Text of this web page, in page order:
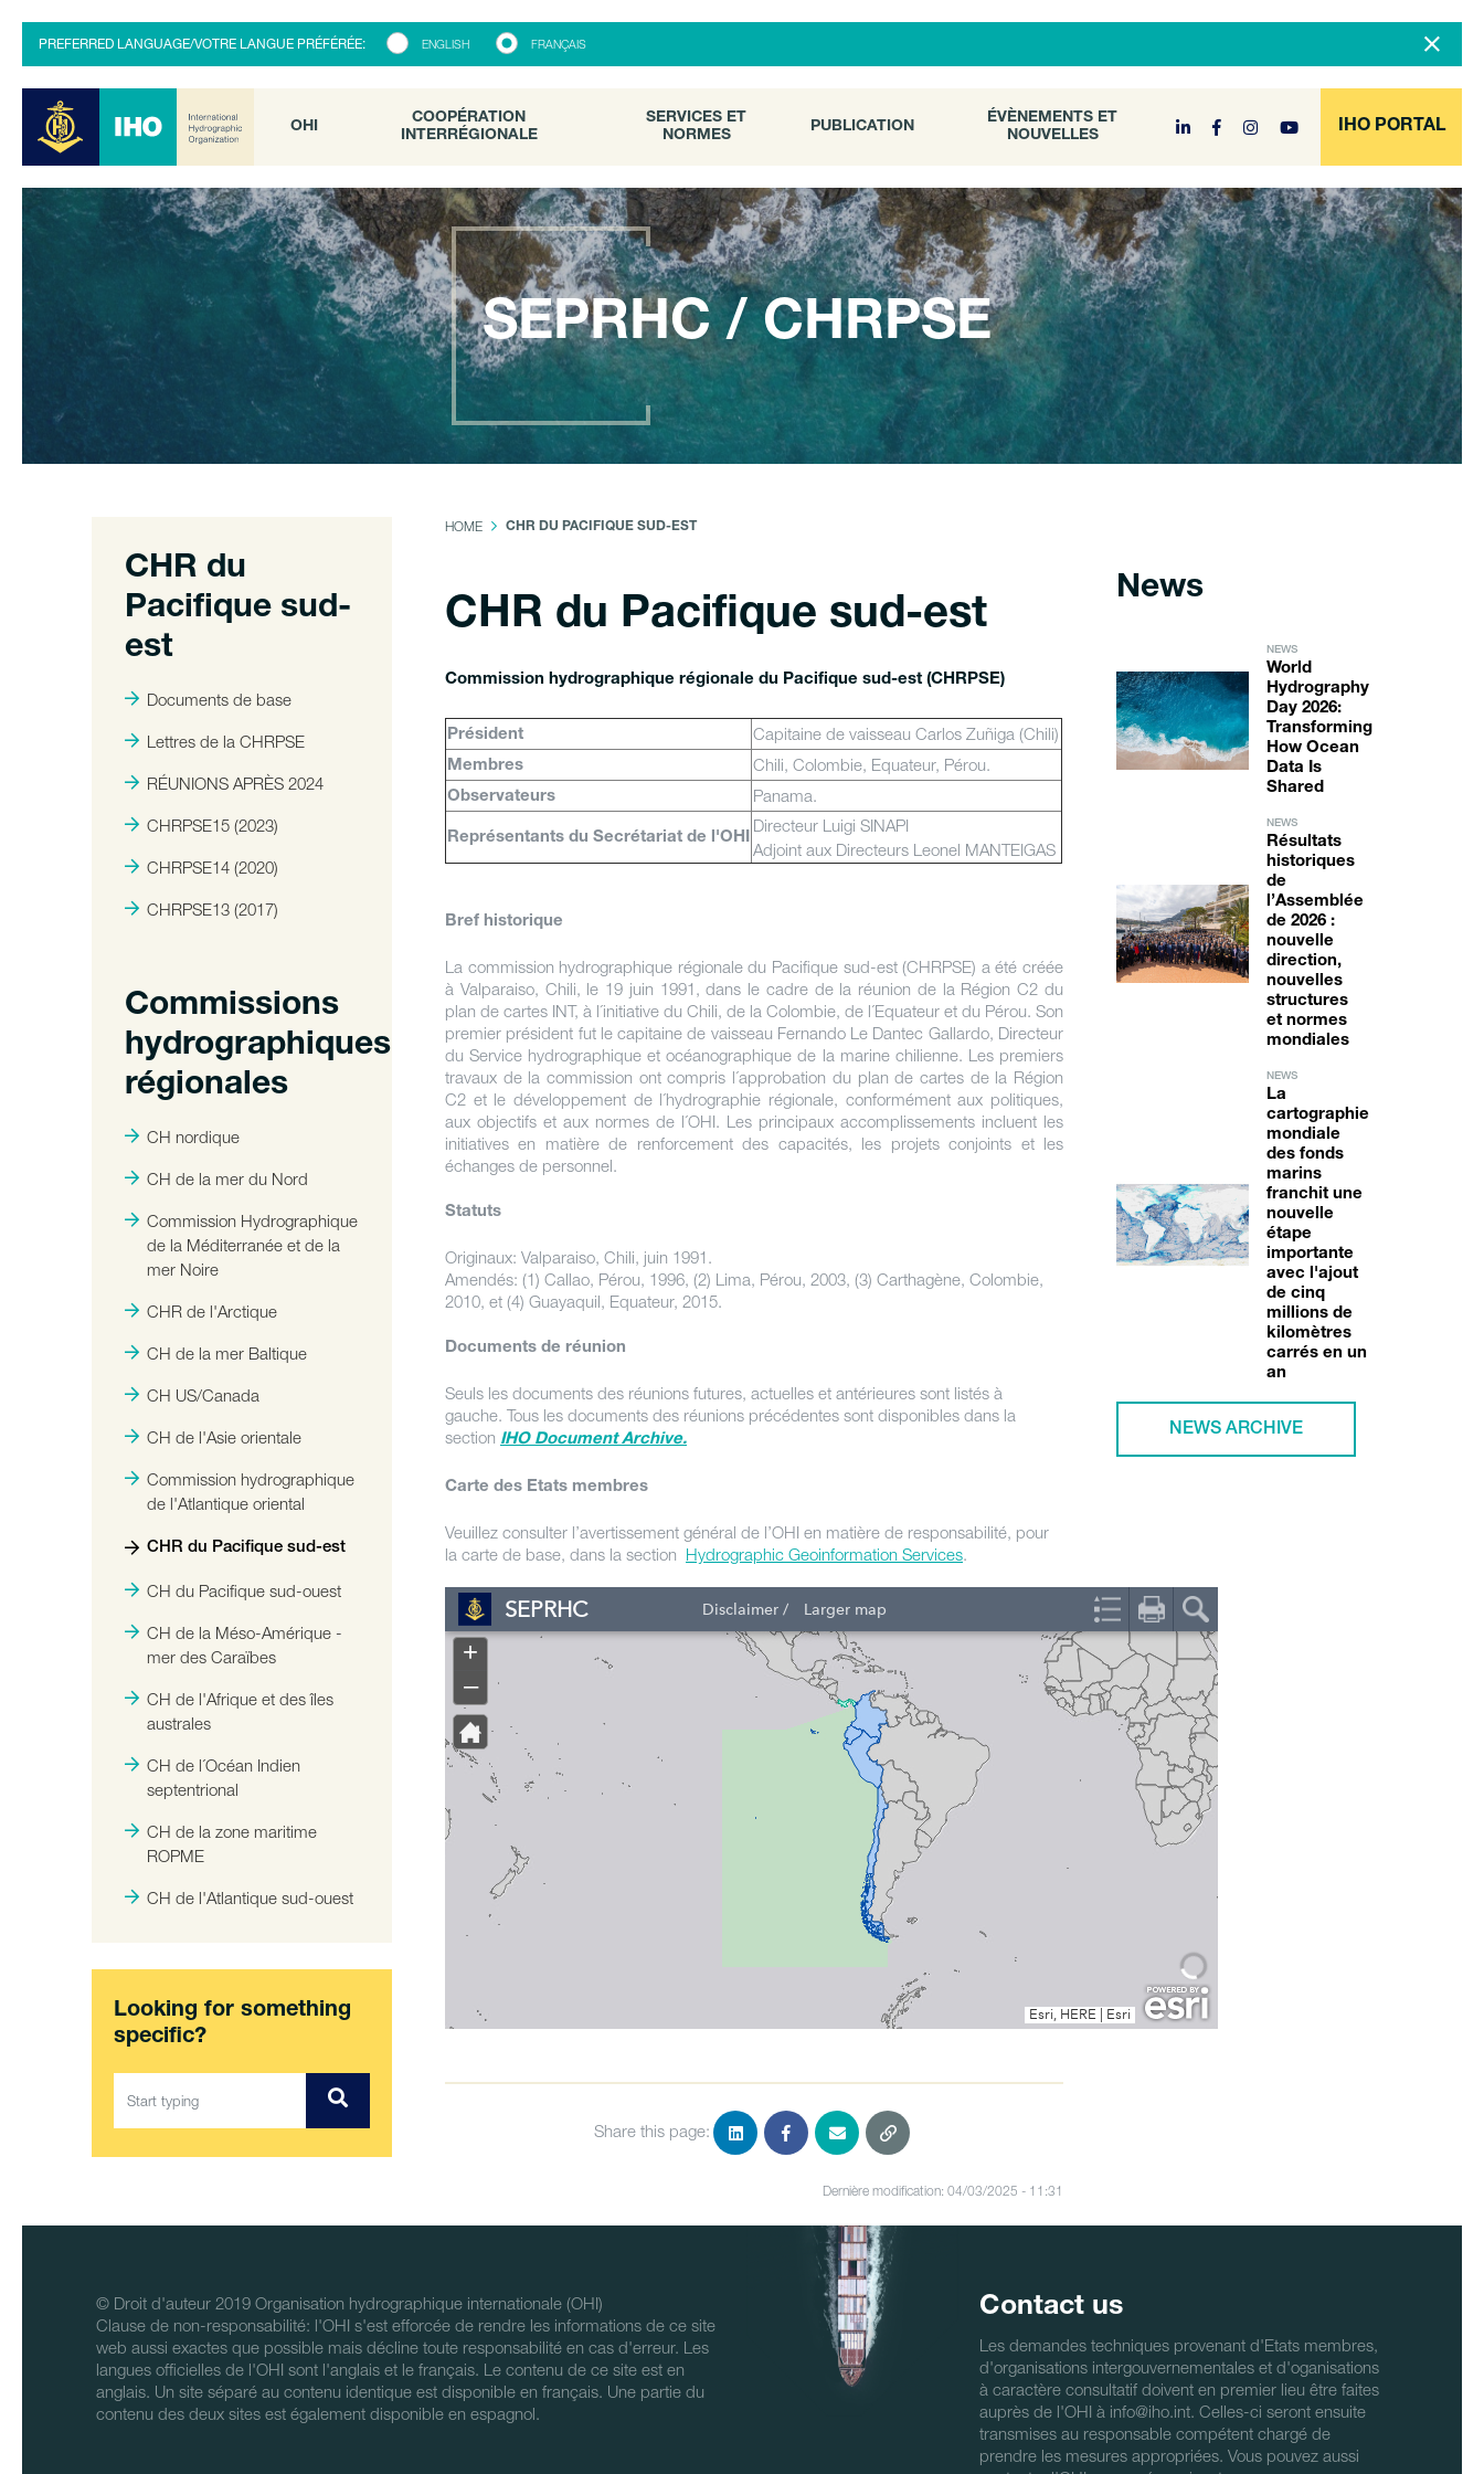
PREFERRED LANGUAGE/VOTRE LANGUE PRÉFÉRÉE: ENGLISH FRANÇAIS
OHI
COOPÉRATION
INTERRÉGIONALE
SERVICES ET
NORMES
PUBLICATION
ÉVÈNEMENTS ET
NOUVELLES
IHO PORTAL
OHI
COOPÉRATION
INTERRÉGIONALE
DOCUMENT
ARCHIVE
SEPRHC / CHRPSE
CHR du
Pacifique sud-
est
Documents de base
Lettres de la CHRPSE
RÉUNIONS APRÈS 2024
CHRPSE15 (2023)
CHRPSE14 (2020)
CHRPSE13 (2017)
Commissions
hydrographiques
régionales
CH nordique
CH de la mer du Nord
Commission Hydrographique
de la Méditerranée et de la
mer Noire
CHR de l'Arctique
CH de la mer Baltique
CH US/Canada
CH de l'Asie orientale
Commission hydrographique
de l'Atlantique oriental
CHR du Pacifique sud-est
CH du Pacifique sud-ouest
CH de la Méso-Amérique -
mer des Caraïbes
CH de l'Afrique et des îles
australes
CH de l´Océan Indien
septentrional
CH de la zone maritime
ROPME
CH de l'Atlantique sud-ouest
Looking for something
specific?
HOME CHR DU PACIFIQUE SUD-EST
CHR du Pacifique sud-est
Commission hydrographique régionale du Pacifique sud-est (CHRPSE)
Président Capitaine de vaisseau Carlos Zuñiga (Chili)
Membres Chili, Colombie, Equateur, Pérou.
Observateurs Panama.
Représentants du Secrétariat de l'OHI
Directeur Luigi SINAPI
Adjoint aux Directeurs Leonel MANTEIGAS
Bref historique
La commission hydrographique régionale du Pacifique sud-est (CHRPSE) a été créée
à Valparaiso, Chili, le 19 juin 1991, dans le cadre de la réunion de la Région C2 du
plan de cartes INT, à l´initiative du Chili, de la Colombie, de l´Equateur et du Pérou. Son
premier président fut le capitaine de vaisseau Fernando Le Dantec Gallardo, Directeur
du Service hydrographique et océanographique de la marine chilienne. Les premiers
travaux de la commission ont compris l´approbation du plan de cartes de la Région
C2 et le développement de l´hydrographie régionale, conformément aux politiques,
aux objectifs et aux normes de l´OHI. Les principaux accomplissements incluent les
initiatives en matière de renforcement des capacités, les projets conjoints et les
échanges de personnel.
Statuts
Originaux: Valparaiso, Chili, juin 1991.
Amendés: (1) Callao, Pérou, 1996, (2) Lima, Pérou, 2003, (3) Carthagène, Colombie,
2010, et (4) Guayaquil, Equateur, 2015.
Documents de réunion
Seuls les documents des réunions futures, actuelles et antérieures sont listés à
gauche. Tous les documents des réunions précédentes sont disponibles dans la
section IHO Document Archive.
Carte des Etats membres
Veuillez consulter l’avertissement général de l’OHI en matière de responsabilité, pour
la carte de base, dans la section Hydrographic Geoinformation Services.
Share this page:
Dernière modification: 04/03/2025 - 11:31
News
NEWS
World
Hydrography
Day 2026:
Transforming
How Ocean
Data Is
Shared
NEWS
Résultats
historiques
de
l’Assemblée
de 2026 :
nouvelle
direction,
nouvelles
structures
et normes
mondiales
NEWS
La
cartographie
mondiale
des fonds
marins
franchit une
nouvelle
étape
importante
avec l'ajout
de cinq
millions de
kilomètres
carrés en un
an
NEWS ARCHIVE
© Droit d'auteur 2019 Organisation hydrographique internationale (OHI)
Clause de non-responsabilité: l'OHI s'est efforcée de rendre les informations de ce site
web aussi exactes que possible mais décline toute responsabilité en cas d'erreur. Les
langues officielles de l'OHI sont l'anglais et le français. Le contenu de ce site est en
anglais. Un site séparé au contenu identique est disponible en français. Une partie du
contenu des deux sites est également disponible en espagnol.
Contact us
Les demandes techniques provenant d'Etats membres,
d'organisations intergouvernementales et d'oganisations
à caractère consultatif doivent en premier lieu être faites
auprès de l'OHI à info@iho.int. Celles-ci seront ensuite
transmises au responsable compétent chargé de
prendre les mesures appropriées. Vous pouvez aussi